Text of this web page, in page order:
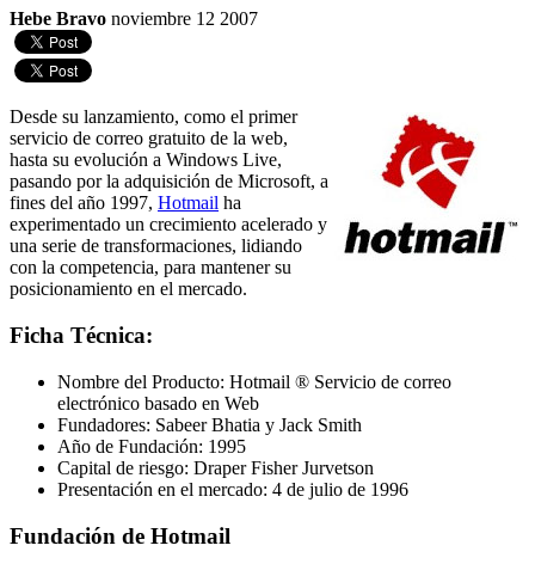
Hebe Bravo noviembre 12 2007
Desde su lanzamiento, como el primer
servicio de correo gratuito de la web,
hasta su evolución a Windows Live,
pasando por la adquisición de Microsoft, a
fines del año 1997, Hotmail ha
experimentado un crecimiento acelerado y
una serie de transformaciones, lidiando
con la competencia, para mantener su
posicionamiento en el mercado.
Ficha Técnica:
Nombre del Producto: Hotmail ® Servicio de correo
electrónico basado en Web
Fundadores: Sabeer Bhatia y Jack Smith
Año de Fundación: 1995
Capital de riesgo: Draper Fisher Jurvetson
Presentación en el mercado: 4 de julio de 1996
Fundación de Hotmail